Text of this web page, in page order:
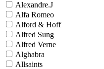
Alexandre.J
Alfa Romeo
Alford & Hoff
Alfred Sung
Alfred Verne
Alghabra
Allsaints